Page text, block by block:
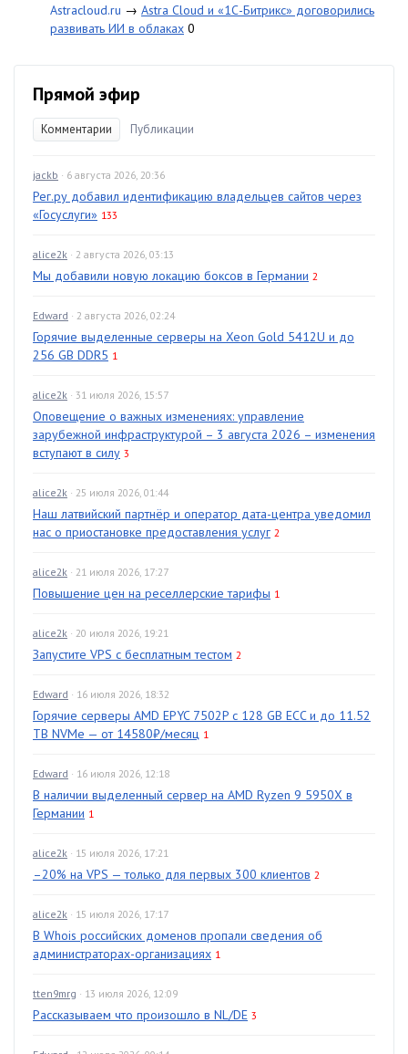
Astracloud.ru → Astra Cloud и «1С-Битрикс» договорились
развивать ИИ в облаках 0
Прямой эфир
Комментарии Публикации
jackb · 6 августа 2026, 20:36
Рег.ру добавил идентификацию владельцев сайтов через
«Госуслуги» 133
alice2k · 2 августа 2026, 03:13
Мы добавили новую локацию боксов в Германии 2
Edward · 2 августа 2026, 02:24
Горячие выделенные серверы на Xeon Gold 5412U и до
256 GB DDR5 1
alice2k · 31 июля 2026, 15:57
Оповещение о важных изменениях: управление
зарубежной инфраструктурой – 3 августа 2026 – изменения
вступают в силу 3
alice2k · 25 июля 2026, 01:44
Наш латвийский партнёр и оператор дата-центра уведомил
нас о приостановке предоставления услуг 2
alice2k · 21 июля 2026, 17:27
Повышение цен на реселлерские тарифы 1
alice2k · 20 июля 2026, 19:21
Запустите VPS с бесплатным тестом 2
Edward · 16 июля 2026, 18:32
Горячие серверы AMD EPYC 7502P с 128 GB ECC и до 11.52
TB NVMe — от 14580₽/месяц 1
Edward · 16 июля 2026, 12:18
В наличии выделенный сервер на AMD Ryzen 9 5950X в
Германии 1
alice2k · 15 июля 2026, 17:21
–20% на VPS — только для первых 300 клиентов 2
alice2k · 15 июля 2026, 17:17
В Whois российских доменов пропали сведения об
администраторах-организациях 1
tten9mrg · 13 июля 2026, 12:09
Рассказываем что произошло в NL/DE 3